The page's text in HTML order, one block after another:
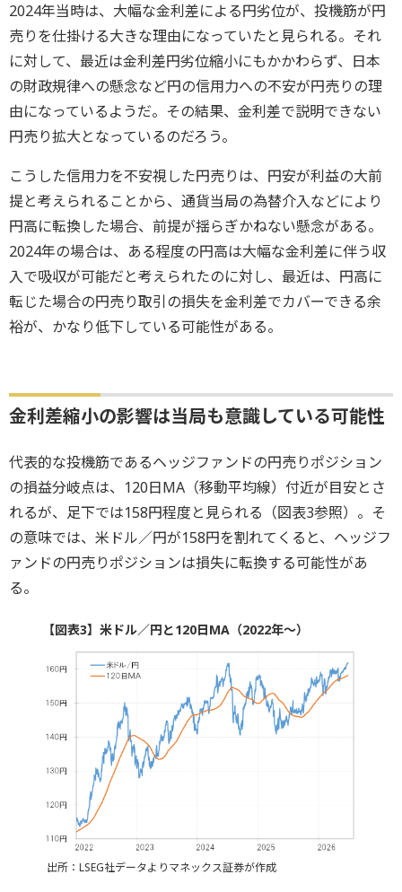
2024年当時は、大幅な金利差による円劣位が、投機筋が円
売りを仕掛ける大きな理由になっていたと見られる。それ
に対して、最近は金利差円劣位縮小にもかかわらず、日本
の財政規律への懸念など円の信用力への不安が円売りの理
由になっているようだ。その結果、金利差で説明できない
円売り拡大となっているのだろう。
こうした信用力を不安視した円売りは、円安が利益の大前
提と考えられることから、通貨当局の為替介入などにより
円高に転換した場合、前提が揺らぎかねない懸念がある。
2024年の場合は、ある程度の円高は大幅な金利差に伴う収
入で吸収が可能だと考えられたのに対し、最近は、円高に
転じた場合の円売り取引の損失を金利差でカバーできる余
裕が、かなり低下している可能性がある。
金利差縮小の影響は当局も意識している可能性
代表的な投機筋であるヘッジファンドの円売りポジション
の損益分岐点は、120日MA（移動平均線）付近が目安とさ
れるが、足下では158円程度と見られる（図表3参照）。そ
の意味では、米ドル／円が158円を割れてくると、ヘッジフ
ァンドの円売りポジションは損失に転換する可能性があ
る。
【図表3】米ドル／円と120日MA（2022年～）
出所：LSEG社データよりマネックス証券が作成